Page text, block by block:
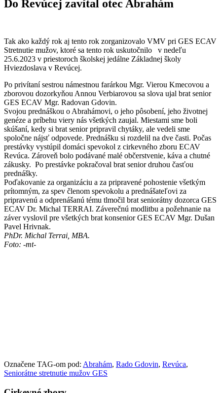
Do Revúcej zavítal otec Abrahám
Tak ako každý rok aj tento rok zorganizovalo VMV pri GES ECAV
Stretnutie mužov, ktoré sa tento rok uskutočnilo v nedeľu
25.6.2023 v priestoroch školskej jedálne Základnej školy
Hviezdoslava v Revúcej.
Po privítaní sestrou námestnou farárkou Mgr. Vierou Kmecovou a
zborovou dozorkyňou Annou Verbiarovou sa slova ujal brat senior
GES ECAV Mgr. Radovan Gdovin.
Svojou prednáškou o Abrahámovi, o jeho pôsobení, jeho životnej
genéze a príbehu viery nás všetkých zaujal. Miestami sme boli
skúšaní, kedy si brat senior pripravil chytáky, ale vedeli sme
spoločne nájsť odpovede. Prednášku si rozdelil na dve časti. Počas
prestávky vystúpil domáci spevokol z cirkevného zboru ECAV
Revúca. Zároveň bolo podávané malé občerstvenie, káva a chutné
zákusky. Po prestávke pokračoval brat senior druhou časťou
prednášky.
Poďakovanie za organizáciu a za pripravené pohostenie všetkým
prítomným, za spev členom spevokolu a prednášateľovi za
pripravenú a odprenášanú tému tlmočil brat seniorátny dozorca GES
ECAV Dr. Michal TERRAI. Záverečnú modlitbu a požehnanie na
záver vyslovil pre všetkých brat konsenior GES ECAV Mgr. Dušan
Pavel Hrivnak.
PhDr. Michal Terrai, MBA.
Foto: -mt-
Označene TAG-om pod: Abrahám, Rado Gdovin, Revúca,
Seniorátne stretnutie mužov GES